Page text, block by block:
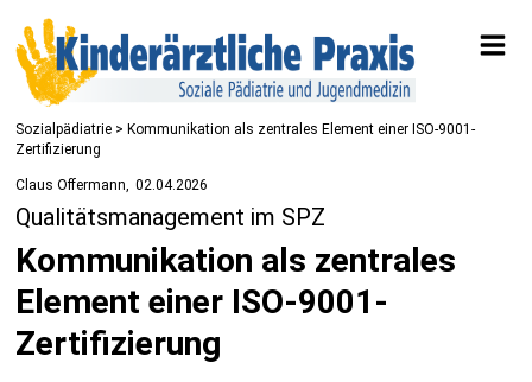
Sozialpädiatrie > Kommunikation als zentrales Element einer ISO-9001-
Zertifizierung
Claus Offermann 02.04.2026
Qualitätsmanagement im SPZ
Kommunikation als zentrales
Element einer ISO-9001-
Zertifizierung